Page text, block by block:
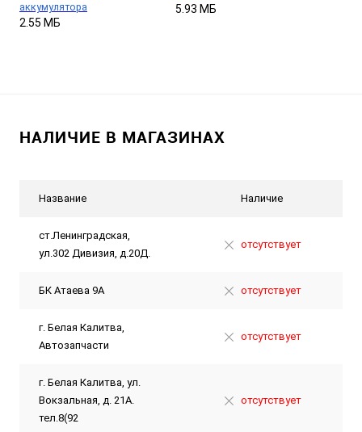
аккумулятора
2.55 МБ
5.93 МБ
НАЛИЧИЕ В МАГАЗИНАХ
Название Наличие
ст.Ленинградская,
ул.302 Дивизия, д.20Д.
отсутствует
БК Атаева 9А отсутствует
г. Белая Калитва,
Автозапчасти
отсутствует
г. Белая Калитва, ул.
Вокзальная, д. 21А.
тел.8(92
отсутствует